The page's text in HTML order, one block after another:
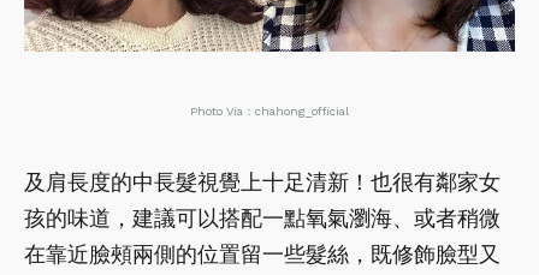
Photo Via：chahong_official
及肩長度的中長髮視覺上十足清新！也很有鄰家女
孩的味道，建議可以搭配一點氧氣瀏海、或者稍微
在靠近臉頰兩側的位置留一些髮絲，既修飾臉型又